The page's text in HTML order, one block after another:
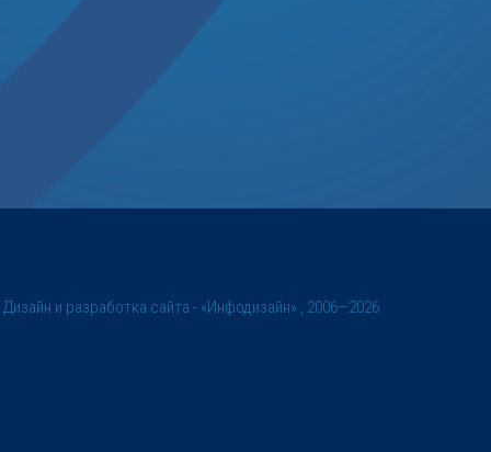
Дизайн и разработка сайта - «Инфодизайн» , 2006—2026